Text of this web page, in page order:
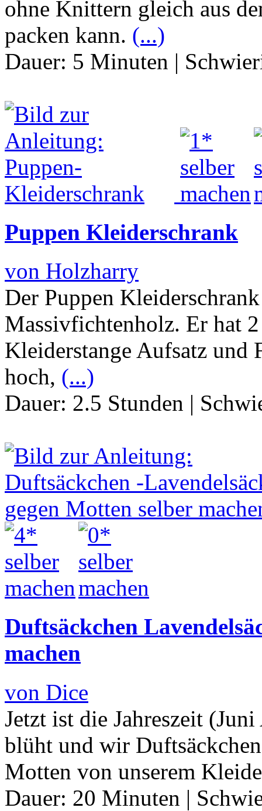
ohne Knittern gleich aus
packen kann. (...)
Dauer: 5 Minuten |
Puppen Kleiderschrank
von Holzharry
Der Puppen
Massivfichtenholz. Er hat
Kleiderstange Aufsatz und
hoch, (...)
Dauer: 2.5 Stunden |
Duftsäckchen
machen
von Dice
Jetzt ist die Jahreszeit
blüht und wir
Motten von unserem
Dauer: 20 Minuten |